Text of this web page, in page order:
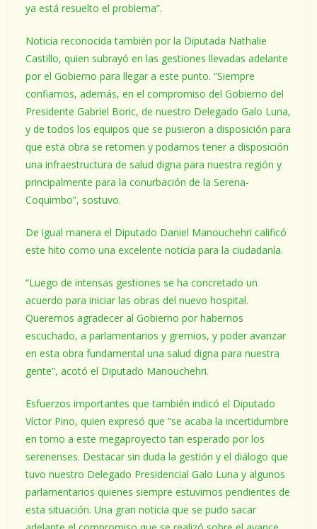
ya está resuelto el problema”.
Noticia reconocida también por la Diputada Nathalie
Castillo, quien subrayó en las gestiones llevadas adelante
por el Gobierno para llegar a este punto. “Siempre
confiamos, además, en el compromiso del Gobierno del
Presidente Gabriel Boric, de nuestro Delegado Galo Luna,
y de todos los equipos que se pusieron a disposición para
que esta obra se retomen y podamos tener a disposición
una infraestructura de salud digna para nuestra región y
principalmente para la conurbación de la Serena-
Coquimbo”, sostuvo.
De igual manera el Diputado Daniel Manouchehri calificó
este hito como una excelente noticia para la ciudadanía.
“Luego de intensas gestiones se ha concretado un
acuerdo para iniciar las obras del nuevo hospital.
Queremos agradecer al Gobierno por habernos
escuchado, a parlamentarios y gremios, y poder avanzar
en esta obra fundamental una salud digna para nuestra
gente”, acotó el Diputado Manouchehri.
Esfuerzos importantes que también indicó el Diputado
Víctor Pino, quien expresó que “se acaba la incertidumbre
en torno a este megaproyecto tan esperado por los
serenenses. Destacar sin duda la gestión y el diálogo que
tuvo nuestro Delegado Presidencial Galo Luna y algunos
parlamentarios quienes siempre estuvimos pendientes de
esta situación. Una gran noticia que se pudo sacar